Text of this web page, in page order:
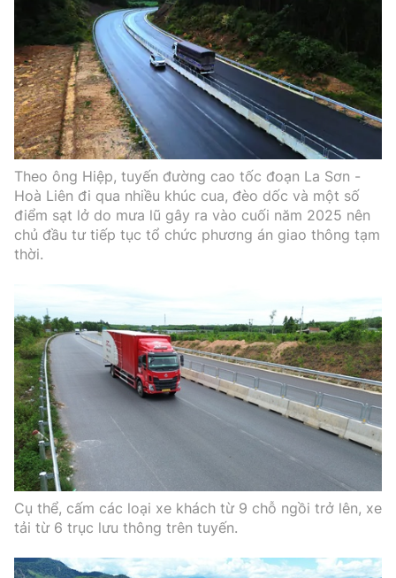
Theo ông Hiệp, tuyến đường cao tốc đoạn La Sơn -
Hoà Liên đi qua nhiều khúc cua, đèo dốc và một số
điểm sạt lở do mưa lũ gây ra vào cuối năm 2025 nên
chủ đầu tư tiếp tục tổ chức phương án giao thông tạm
thời.
Cụ thể, cấm các loại xe khách từ 9 chỗ ngồi trở lên, xe
tải từ 6 trục lưu thông trên tuyến.